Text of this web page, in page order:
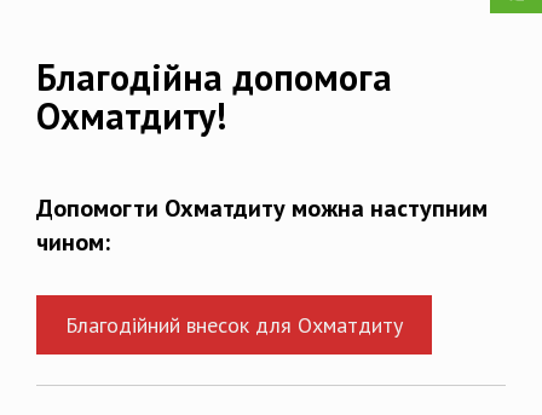
Благодійна допомога
Охматдиту!
Допомогти Охматдиту можна наступним
чином:
Благодійний внесок для Охматдиту